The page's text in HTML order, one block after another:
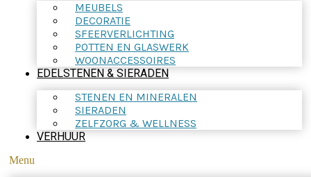
MEUBELS
DECORATIE
SFEERVERLICHTING
POTTEN EN GLASWERK
WOONACCESSOIRES
EDELSTENEN & SIERADEN
STENEN EN MINERALEN
SIERADEN
ZELFZORG & WELLNESS
VERHUUR
Menu